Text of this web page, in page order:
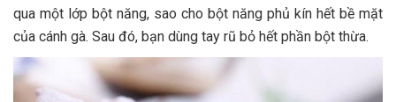
qua một lớp bột năng, sao cho bột năng phủ kín hết bề mặt
của cánh gà. Sau đó, bạn dùng tay rũ bỏ hết phần bột thừa.